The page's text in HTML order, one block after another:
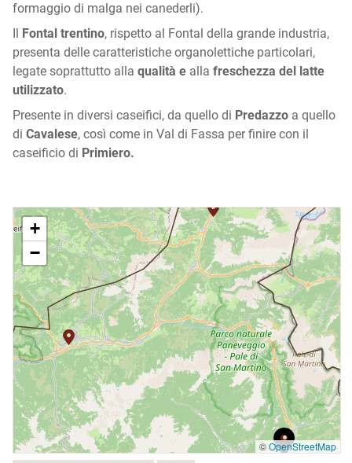
formaggio di malga nei canederli).
Il Fontal trentino, rispetto al Fontal della grande industria,
presenta delle caratteristiche organolettiche particolari,
legate soprattutto alla qualità e alla freschezza del latte
utilizzato.
Presente in diversi caseifici, da quello di Predazzo a quello
di Cavalese, così come in Val di Fassa per finire con il
caseificio di Primiero.
+
−
©OpenStreetMap